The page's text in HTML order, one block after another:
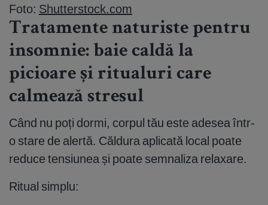
Foto: Shutterstock.com
Tratamente naturiste pentru
insomnie: baie caldă la
picioare și ritualuri care
calmează stresul
Când nu poți dormi, corpul tău este adesea într-
o stare de alertă. Căldura aplicată local poate
reduce tensiunea și poate semnaliza relaxare.
Ritual simplu: